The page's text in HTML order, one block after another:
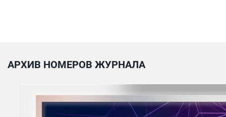
АРХИВ НОМЕРОВ ЖУРНАЛА